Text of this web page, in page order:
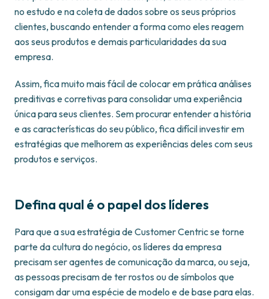
no estudo e na coleta de dados sobre os seus próprios
clientes, buscando entender a forma como eles reagem
aos seus produtos e demais particularidades da sua
empresa.
Assim, fica muito mais fácil de colocar em prática análises
preditivas e corretivas para consolidar uma experiência
única para seus clientes. Sem procurar entender a história
e as características do seu público, fica difícil investir em
estratégias que melhorem as experiências deles com seus
produtos e serviços.
Defina qual é o papel dos líderes
Para que a sua estratégia de Customer Centric se torne
parte da cultura do negócio, os líderes da empresa
precisam ser agentes de comunicação da marca, ou seja,
as pessoas precisam de ter rostos ou de símbolos que
consigam dar uma espécie de modelo e de base para elas.